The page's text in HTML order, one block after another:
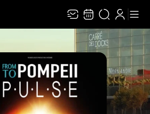
l’actualité en vous abonnant à
notre newsletter :
ENVOYER